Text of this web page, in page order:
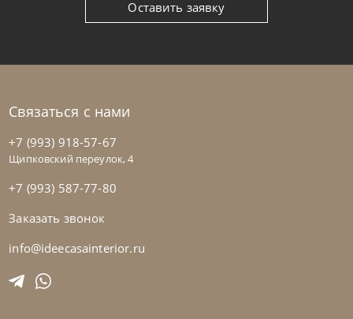
Tomasella
Кровать Bahia
Оставить заявку
Связаться с нами
+7 (993) 918-57-67
Щипковский переулок, 4
+7 (993) 587-77-80
Заказать звонок
info@ideecasainterior.ru